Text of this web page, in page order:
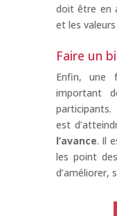
doit être en
et les
Faire un
Enfin, une
important
est
l’avance. Il
les point
d’améliorer,